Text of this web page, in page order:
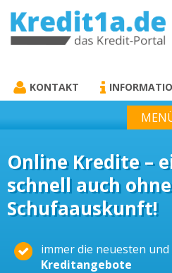
KREDIT1A.DE
KONTAKT
Online Kredite –
schnell auch ohne
Schufaauskunft!
immer die neuesten
Kreditangebote